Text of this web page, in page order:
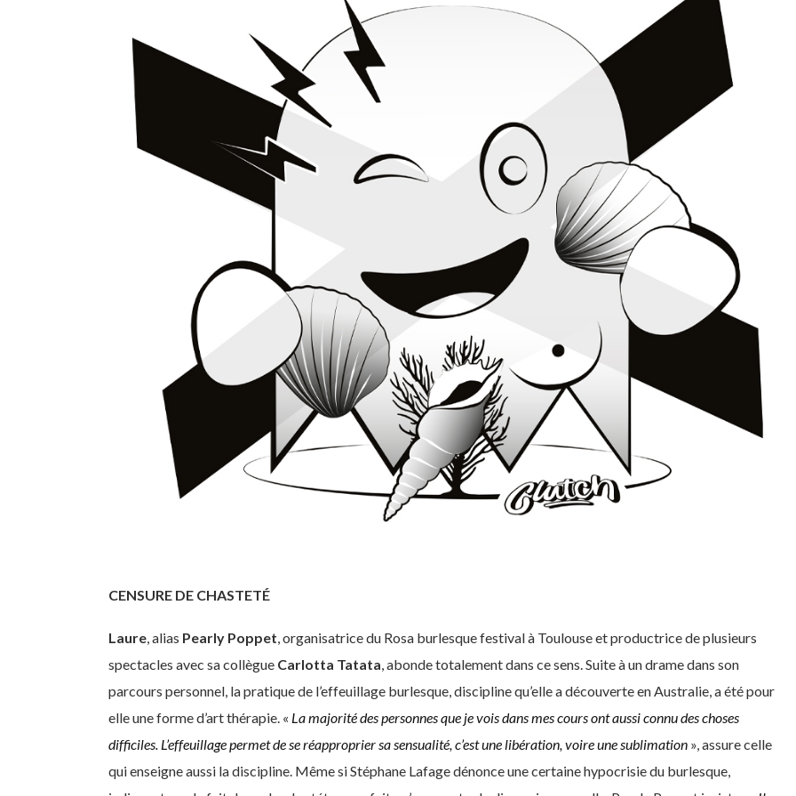
CENSURE DE CHASTETÉ
Laure, alias Pearly Poppet, organisatrice du Rosa burlesque festival à Toulouse et productrice de plusieurs
spectacles avec sa collègue Carlotta Tatata, abonde totalement dans ce sens. Suite à un drame dans son
parcours personnel, la pratique de l’effeuillage burlesque, discipline qu’elle a découverte en Australie, a été pour
elle une forme d’art thérapie. « La majorité des personnes que je voisdans mes cours ont aussi connu deschoses
difficiles. L’effeuillage permetde se réapproprier sa sensualité, c’estune libération, voire une sublimation », assure celle
qui enseigne aussi la discipline. Même si Stéphane Lafage dénonce une certaine hypocrisie du burlesque,